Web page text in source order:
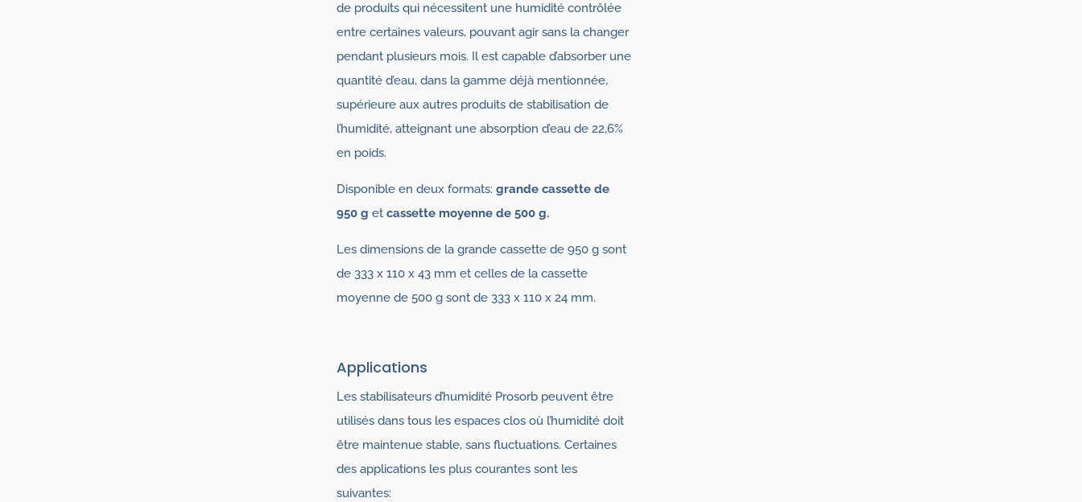
de produits qui nécessitent une humidité contrôlée
entre certaines valeurs, pouvant agir sans la changer
pendant plusieurs mois. Il est capable d’absorber une
quantité d’eau, dans la gamme déjà mentionnée,
supérieure aux autres produits de stabilisation de
l’humidité, atteignant une absorption d’eau de 22,6%
en poids.
Disponible en deux formats: grande cassette de
950 g etcassette moyenne de 500 g.
Les dimensions de la grande cassette de 950 g sont
de 333 x 110 x 43 mm et celles de la cassette
moyenne de 500 g sont de 333 x 110 x 24 mm.
Applications
Les stabilisateurs d’humidité Prosorb peuvent être
utilisés dans tous les espaces clos où l’humidité doit
être maintenue stable, sans fluctuations. Certaines
des applications les plus courantes sont les
suivantes: